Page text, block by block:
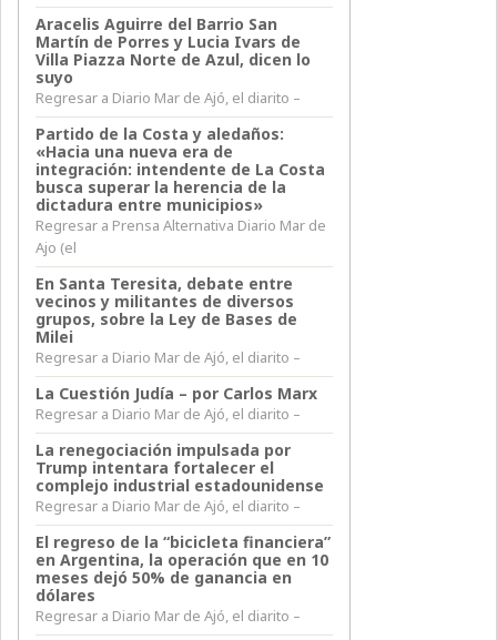
Aracelis Aguirre del Barrio San
Martín de Porres y Lucia Ivars de
Villa Piazza Norte de Azul, dicen lo
suyo
Regresar a Diario Mar de Ajó, el diarito –
Partido de la Costa y aledaños:
«Hacia una nueva era de
integración: intendente de La Costa
busca superar la herencia de la
dictadura entre municipios»
Regresar a Prensa Alternativa Diario Mar de
Ajo (el
En Santa Teresita, debate entre
vecinos y militantes de diversos
grupos, sobre la Ley de Bases de
Milei
Regresar a Diario Mar de Ajó, el diarito –
La Cuestión Judía – por Carlos Marx
Regresar a Diario Mar de Ajó, el diarito –
La renegociación impulsada por
Trump intentara fortalecer el
complejo industrial estadounidense
Regresar a Diario Mar de Ajó, el diarito –
El regreso de la “bicicleta financiera”
en Argentina, la operación que en 10
meses dejó 50% de ganancia en
dólares
Regresar a Diario Mar de Ajó, el diarito –